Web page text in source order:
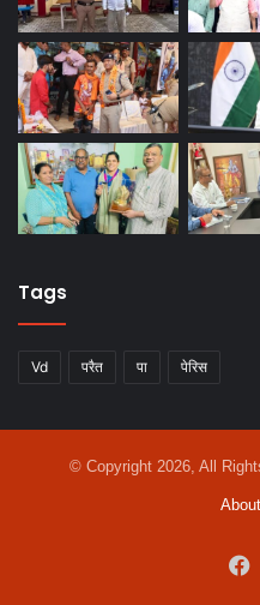
Tags
Vd परैत पा पेरिस
© Copyright 2026, All
About